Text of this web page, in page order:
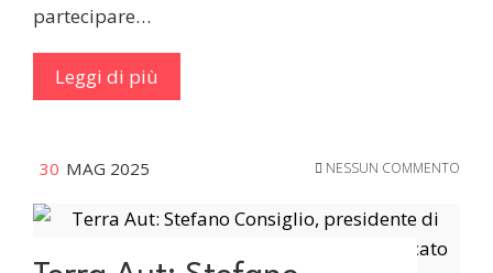
partecipare…
Leggi di più
30 MAG 2025 NESSUN COMMENTO